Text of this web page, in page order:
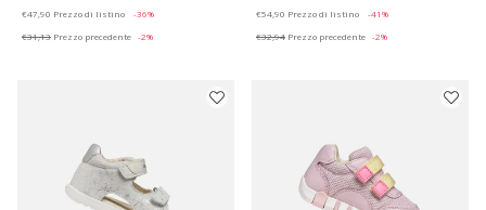
€47,90 Prezzo di listino
-36%
€31,13 Prezzo precedente -2%
€54,90 Prezzo di listino
-41%
€32,94 Prezzo precedente -2%